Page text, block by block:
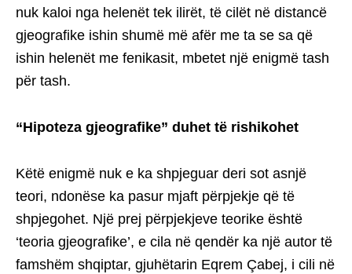
nuk kaloi nga helenët tek ilirët, të cilët në distancë
gjeografike ishin shumë më afër me ta se sa që
ishin helenët me fenikasit, mbetet një enigmë tash
për tash.
“Hipoteza gjeografike” duhet të rishikohet
Këtë enigmë nuk e ka shpjeguar deri sot asnjë
teori, ndonëse ka pasur mjaft përpjekje që të
shpjegohet. Një prej përpjekjeve teorike është
‘teoria gjeografike’, e cila në qendër ka një autor të
famshëm shqiptar, gjuhëtarin Eqrem Çabej, i cili në